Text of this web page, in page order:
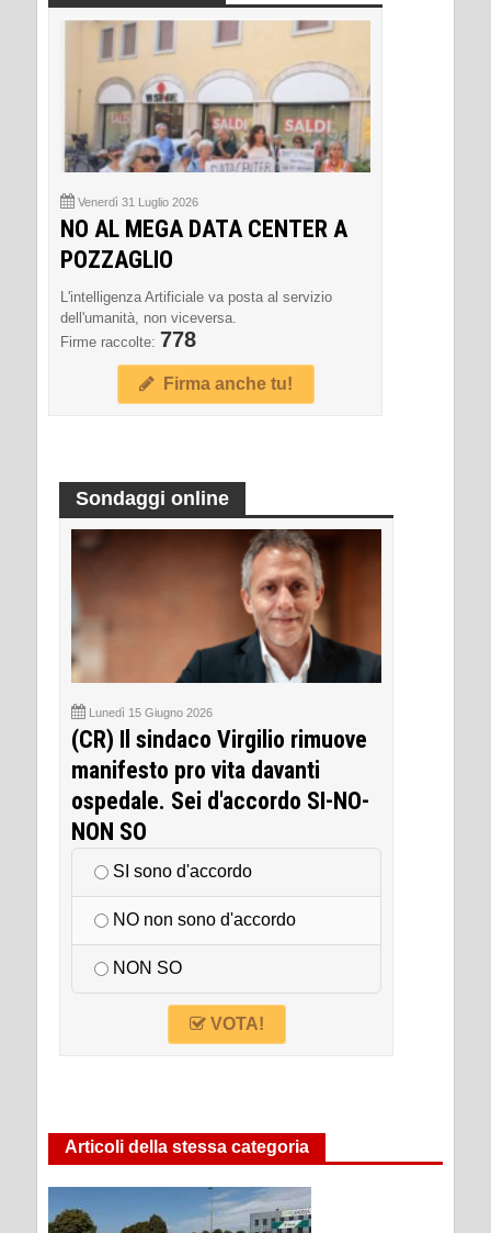
Venerdì 31 Luglio 2026
NO AL MEGA DATA CENTER A
POZZAGLIO
L'intelligenza Artificiale va posta al servizio
dell'umanità, non viceversa.
Firme raccolte: 778
Firma anche tu!
Sondaggi online
Lunedì 15 Giugno 2026
(CR) Il sindaco Virgilio rimuove
manifesto pro vita davanti
ospedale. Sei d'accordo SI-NO-
NON SO
SI sono d'accordo
NO non sono d'accordo
NON SO
VOTA!
Articoli della stessa categoria